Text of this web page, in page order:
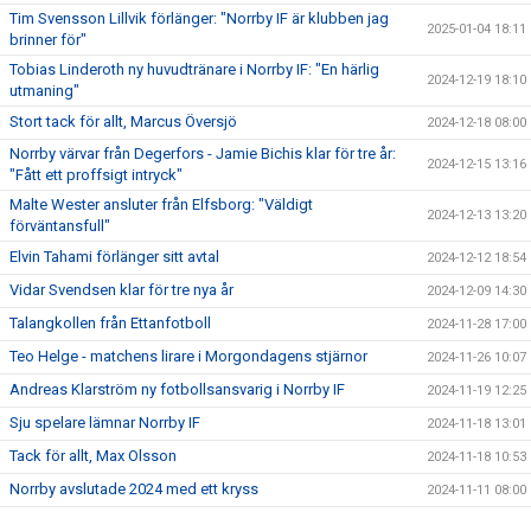
Tim Svensson Lillvik förlänger: "Norrby IF är klubben jag
brinner för"
2025-01-04 18:11
Tobias Linderoth ny huvudtränare i Norrby IF: "En härlig
utmaning"
2024-12-19 18:10
Stort tack för allt, Marcus Översjö 2024-12-18 08:00
Norrby värvar från Degerfors - Jamie Bichis klar för tre år:
"Fått ett proffsigt intryck"
2024-12-15 13:16
Malte Wester ansluter från Elfsborg: "Väldigt
förväntansfull"
2024-12-13 13:20
Elvin Tahami förlänger sitt avtal 2024-12-12 18:54
Vidar Svendsen klar för tre nya år 2024-12-09 14:30
Talangkollen från Ettanfotboll 2024-11-28 17:00
Teo Helge - matchens lirare i Morgondagens stjärnor 2024-11-26 10:07
Andreas Klarström ny fotbollsansvarig i Norrby IF 2024-11-19 12:25
Sju spelare lämnar Norrby IF 2024-11-18 13:01
Tack för allt, Max Olsson 2024-11-18 10:53
Norrby avslutade 2024 med ett kryss 2024-11-11 08:00